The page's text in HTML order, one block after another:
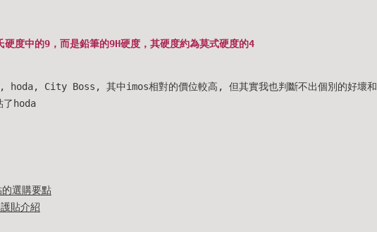
硬度中的9，而是鉛筆的9H硬度，其硬度約為莫式硬度的4
hoda, City Boss, 其中imos相對的價位較高, 但其實我也判斷不出個別的好壞和
了hoda
選購要點
貼介紹